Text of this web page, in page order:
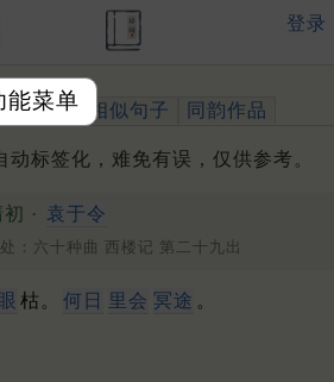
能菜单
登录
、引用 相似句子 同韵作品
标签化，难免有误，仅供参考。
· 袁于令
六十种曲 西楼记 第二十九出
枯。 何日 里会 冥途 。